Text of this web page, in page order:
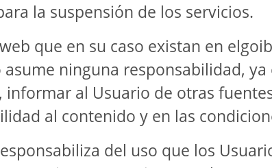
la suspensión de los servicios.
que en su caso existan en
asume ninguna responsabilidad,
al Usuario de otras
al contenido y en las
del uso que los